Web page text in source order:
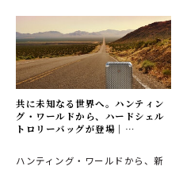
共に未知なる世界へ。ハンティン
グ・ワールドから、ハードシェル
トロリーバッグが登場｜
ハンティング・ワールドから、新